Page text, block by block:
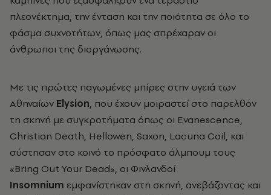
πλεονέκτημα, την ένταση και την ποιότητα σε όλο το
φάσμα συχνοτήτων, όπως μας σπρέχαραν οι
άνθρωποι της διοργάνωσης.
Με τις πρώτες παγωμένες μπίρες στην υγειά των
Αθηναίων Elysion, που έχουν μοιραστεί στο παρελθόν
τη σκηνή με συγκροτήματα όπως οι Evanescence,
Christian Death, Hellowen, Saxon, Lacuna Coil, και
σύστησαν στο κοινό το πρόσφατο άλμπουμ τους
«Bring Out Your Dead», οι Φινλανδοί
Insomnium εμφανίστηκαν στη σκηνή, ανεβάζοντας και